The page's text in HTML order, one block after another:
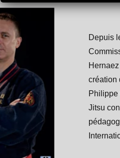
Depuis
création
Philippe
Jitsu